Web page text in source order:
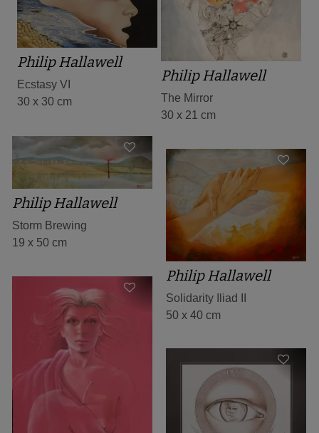
Philip Hallawell
The Mirror
30 x 21 cm
Philip Hallawell
Ecstasy VI
30 x 30 cm
Philip Hallawell
Storm Brewing
19 x 50 cm
Philip Hallawell
Solidarity Iliad II
50 x 40 cm